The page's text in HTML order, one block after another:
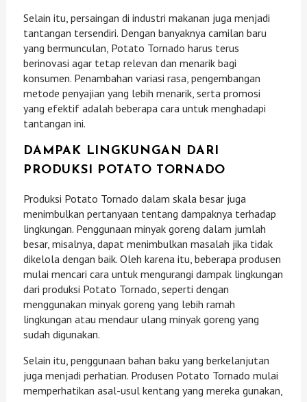
Selain itu, persaingan di industri makanan juga menjadi
tantangan tersendiri. Dengan banyaknya camilan baru
yang bermunculan, Potato Tornado harus terus
berinovasi agar tetap relevan dan menarik bagi
konsumen. Penambahan variasi rasa, pengembangan
metode penyajian yang lebih menarik, serta promosi
yang efektif adalah beberapa cara untuk menghadapi
tantangan ini.
DAMPAK LINGKUNGAN DARI
PRODUKSI POTATO TORNADO
Produksi Potato Tornado dalam skala besar juga
menimbulkan pertanyaan tentang dampaknya terhadap
lingkungan. Penggunaan minyak goreng dalam jumlah
besar, misalnya, dapat menimbulkan masalah jika tidak
dikelola dengan baik. Oleh karena itu, beberapa produsen
mulai mencari cara untuk mengurangi dampak lingkungan
dari produksi Potato Tornado, seperti dengan
menggunakan minyak goreng yang lebih ramah
lingkungan atau mendaur ulang minyak goreng yang
sudah digunakan.
Selain itu, penggunaan bahan baku yang berkelanjutan
juga menjadi perhatian. Produsen Potato Tornado mulai
memperhatikan asal-usul kentang yang mereka gunakan,